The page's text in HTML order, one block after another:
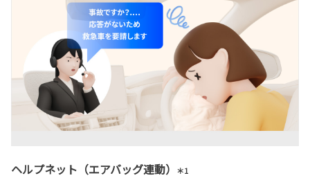
ヘルプネット（エアバッグ連動） ＊1